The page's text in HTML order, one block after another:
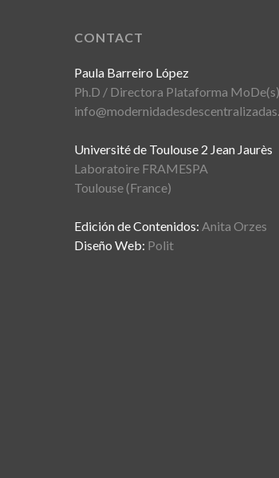
CONTACT
Paula Barreiro López
Ph.D / Directora Plataforma MoDe(s)
Université de Toulouse 2 Jean Jaurès
Laboratoire FRAMESPA
Toulouse (France)
Edición de Contenidos: Anita Orzes
Diseño Web: Polit